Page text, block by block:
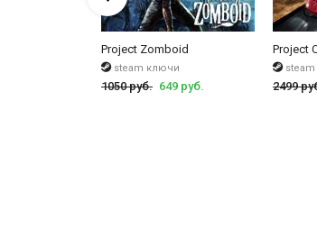
Project Zomboid
steam ключи
1050 руб. 649 руб.
Project
2499